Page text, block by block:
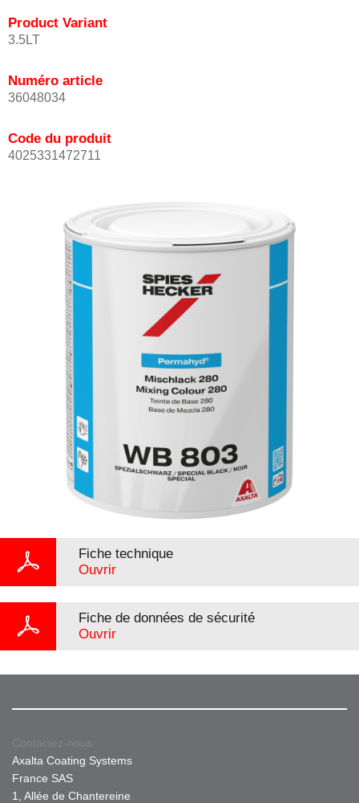
Product Variant
3.5LT
Numéro article
36048034
Code du produit
4025331472711
Fiche technique
Ouvrir
Fiche de données de sécurité
Ouvrir
Contactez-nous
Axalta Coating Systems
France SAS
1, Allée de Chantereine